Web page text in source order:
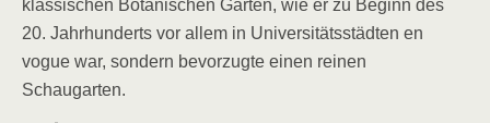
klassischen Botanischen Garten, wie er zu Beginn des
20. Jahrhunderts vor allem in Universitätsstädten en
vogue war, sondern bevorzugte einen reinen
Schaugarten.